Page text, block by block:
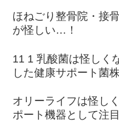
ほねごり整骨院・接
が怪しい…！
11 1 乳酸菌は怪しく
した健康サポート菌
オリーライフは怪し
ポート機器として注